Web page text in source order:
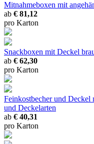
Mitnahmeboxen mit
ab € 81,12
pro Karton
Snackboxen mit Deckel
ab € 62,30
pro Karton
Feinkostbecher und Deckel
und Deckelarten
ab € 40,31
pro Karton